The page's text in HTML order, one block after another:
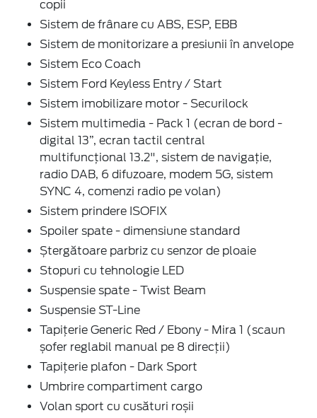
copii
Sistem de frânare cu ABS, ESP, EBB
Sistem de monitorizare a presiunii în anvelope
Sistem Eco Coach
Sistem Ford Keyless Entry / Start
Sistem imobilizare motor - Securilock
Sistem multimedia - Pack 1 (ecran de bord -
digital 13”, ecran tactil central
multifuncțional 13.2", sistem de navigație,
radio DAB, 6 difuzoare, modem 5G, sistem
SYNC 4, comenzi radio pe volan)
Sistem prindere ISOFIX
Spoiler spate - dimensiune standard
Ștergătoare parbriz cu senzor de ploaie
Stopuri cu tehnologie LED
Suspensie spate - Twist Beam
Suspensie ST-Line
Tapițerie Generic Red / Ebony - Mira 1 (scaun
șofer reglabil manual pe 8 direcții)
Tapițerie plafon - Dark Sport
Umbrire compartiment cargo
Volan sport cu cusături roșii